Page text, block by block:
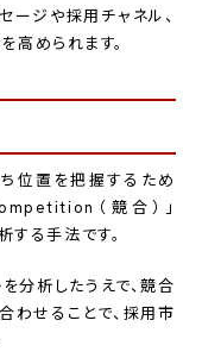
ージや採用チャネル、
められます。
位置を把握するため
（競合）」
する手法です。
分析したうえで、競合
わせることで、採用市